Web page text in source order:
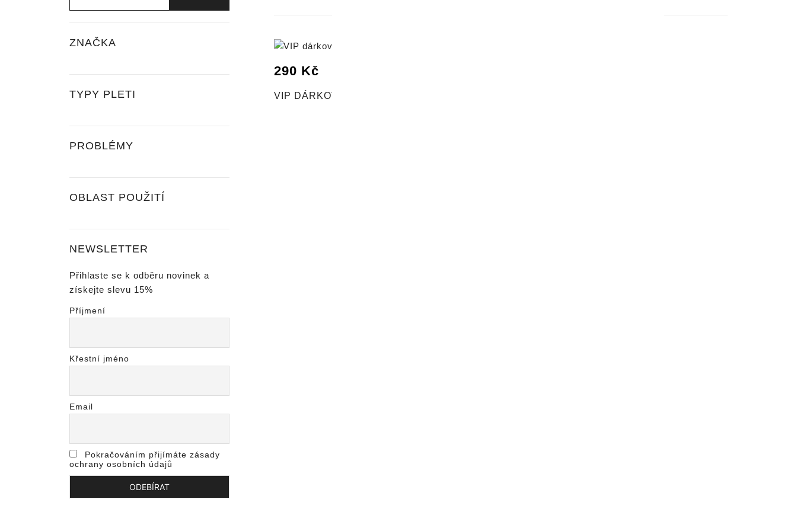
290 Kč
VIP DÁRKOVÝ BOX FUSION
ZNAČKA
TYPY PLETI
PROBLÉMY
OBLAST POUŽITÍ
NEWSLETTER
Přihlaste se k odběru novinek a
získejte slevu 15%
Příjmení
Křestní jméno
Email
Pokračováním přijímáte zásady
ochrany osobních údajů